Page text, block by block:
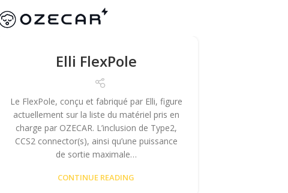
Elli FlexPole
Le FlexPole, conçu et fabriqué par Elli, figure
actuellement sur la liste du matériel pris en
charge par OZECAR. L’inclusion de Type2,
CCS2 connector(s), ainsi qu’une puissance
de sortie maximale…
CONTINUE READING